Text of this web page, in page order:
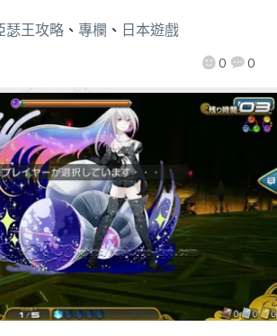
0 0
瑟王攻略、 專欄 、 日本遊戲